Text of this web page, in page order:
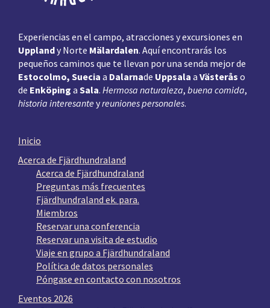
Experiencias en el campo, atracciones y excursiones en
Upplandy Norte Mälardalen. Aquí encontrarás los
pequeños caminos que te llevan por una senda mejor de
Estocolmo, Suecia a Dalarnade Uppsala a Västerås o
de Enköping a Sala. Hermosa naturaleza, buena comida,
historia interesante yreuniones personales.
Inicio
Acerca de Fjärdhundraland
Acerca de Fjärdhundraland
Preguntas más frecuentes
Fjärdhundraland ek. para.
Miembros
Reservar una conferencia
Reservar una visita de estudio
Viaje en grupo a Fjärdhundraland
Política de datos personales
Póngase en contacto con nosotros
Eventos 2026